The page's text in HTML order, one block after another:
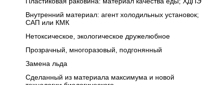
Внутренний материал: агент холодильных установок;
САП или КМК
Нетоксическое, экологическое дружелюбное
Прозрачный, многоразовый, подгонянный
Замена льда
Сделанный из материала максимума и новой